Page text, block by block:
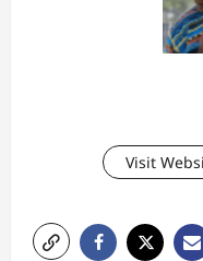
Visit